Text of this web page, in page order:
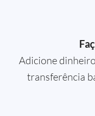
Adicione
transferência